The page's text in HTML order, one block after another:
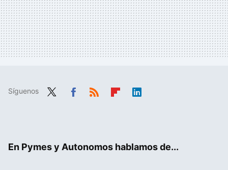
Síguenos
En Pymes y Autonomos hablamos de...